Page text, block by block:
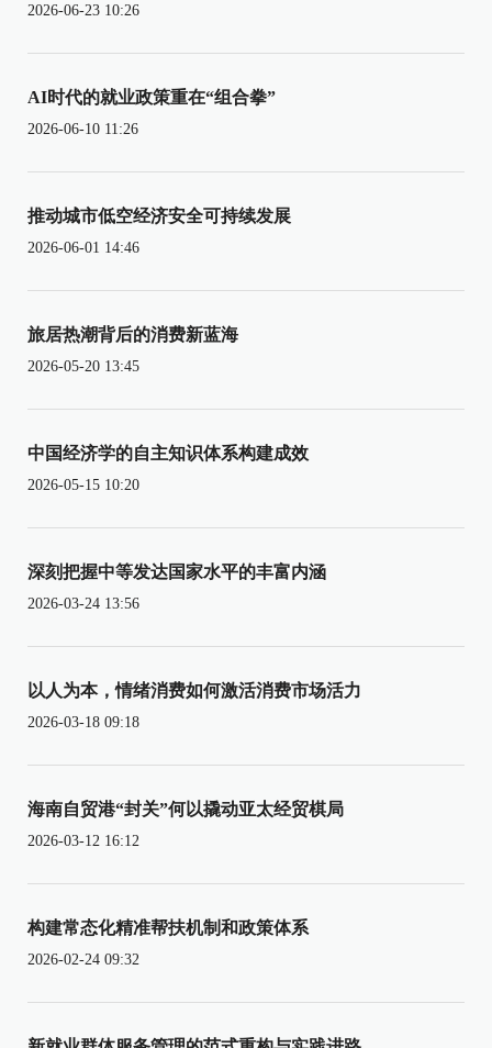
2026-06-23 10:26
AI时代的就业政策重在“组合拳”
2026-06-10 11:26
推动城市低空经济安全可持续发展
2026-06-01 14:46
旅居热潮背后的消费新蓝海
2026-05-20 13:45
中国经济学的自主知识体系构建成效
2026-05-15 10:20
深刻把握中等发达国家水平的丰富内涵
2026-03-24 13:56
以人为本，情绪消费如何激活消费市场活力
2026-03-18 09:18
海南自贸港“封关”何以撬动亚太经贸棋局
2026-03-12 16:12
构建常态化精准帮扶机制和政策体系
2026-02-24 09:32